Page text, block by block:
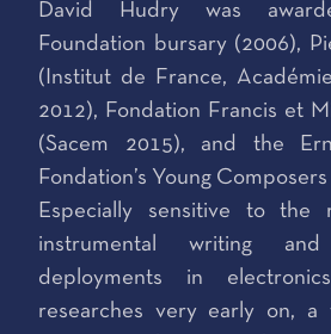
David Hudry was
Foundation bursary (2006),
(Institut de France,
2012), Fondation Francis et
(Sacem 2015), and the
Fondation’s Young
Especially sensitive to the
instrumental writing
deployments in
researches very early on, a